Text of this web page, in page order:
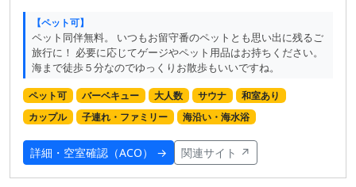
【ペット可】
ペット同伴無料。 いつもお留守番のペットとも思い出に残るご
旅行に！ 必要に応じてゲージやペット用品はお持ちください。
海まで徒歩５分なのでゆっくりお散歩もいいですね。
ペット可 バーベキュー 大人数 サウナ
和室あり
カップル
子連れ・ファミリー 海沿い・海水浴
詳細・空室確認（ACO） → 関連サイト ↗